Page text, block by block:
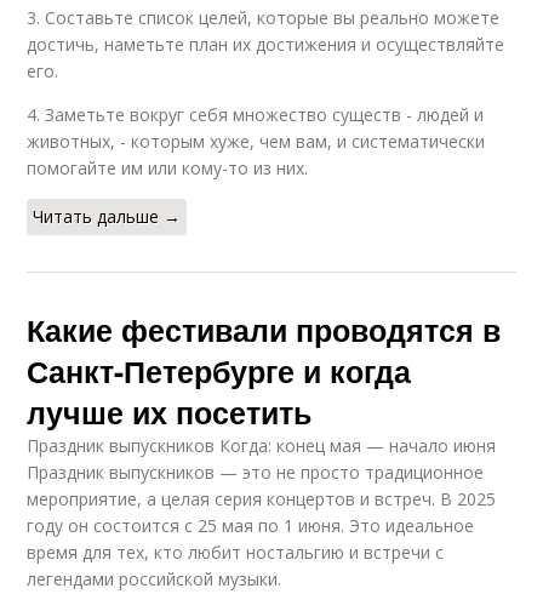
3. Составьте список целей, которые вы реально можете
достичь, наметьте план их достижения и осуществляйте
его.
4. Заметьте вокруг себя множество существ - людей и
животных, - которым хуже, чем вам, и систематически
помогайте им или кому-то из них.
Читать дальше →
Какие фестивали проводятся в
Санкт-Петербурге и когда
лучше их посетить
Праздник выпускников Когда: конец мая — начало июня
Праздник выпускников — это не просто традиционное
мероприятие, а целая серия концертов и встреч. В 2025
году он состоится с 25 мая по 1 июня. Это идеальное
время для тех, кто любит ностальгию и встречи с
легендами российской музыки.